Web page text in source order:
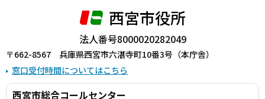
西宮市役所
法人番号8000020282049
〒662-8567 兵庫県西宮市六湛寺町10番3号（本庁舎）
窓口受付時間についてはこちら
西宮市総合コールセンター